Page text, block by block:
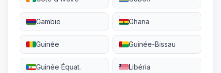
Gambie Ghana
Guinée Guinée-Bissau
Guinée Équat. Libéria